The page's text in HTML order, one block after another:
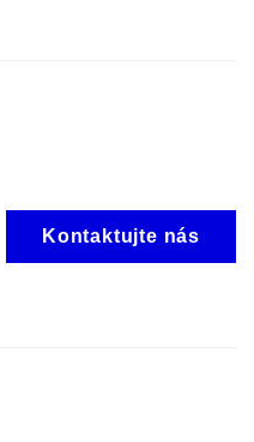
Kontaktujte nás